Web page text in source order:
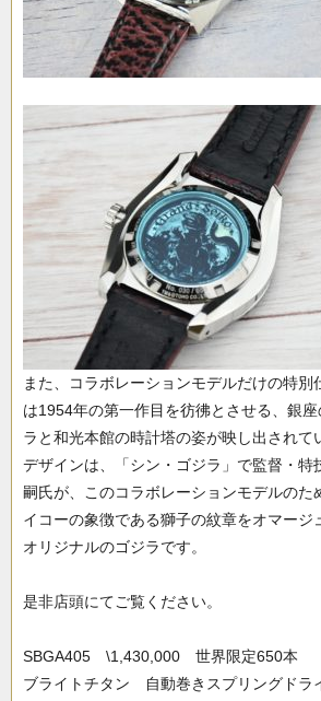
また、コラボレーションモデルだけの特別
は1954年の第一作目を彷彿とさせる、銀
ラと和光本館の時計塔の姿が映し出されて
デザインは、「シン・ゴジラ」で監督・特
嗣氏が、このコラボレーションモデルのた
イコーの象徴である獅子の紋章をオマージ
オリジナルのゴジラです。
是非店頭にてご覧ください。
SBGA405 \1,430,000 世界限定650本
ブライトチタン 自動巻きスプリングド